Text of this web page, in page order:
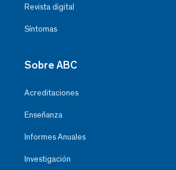
Revista digital
Síntomas
Sobre ABC
Acreditaciones
Enseñanza
Informes Anuales
Investigación